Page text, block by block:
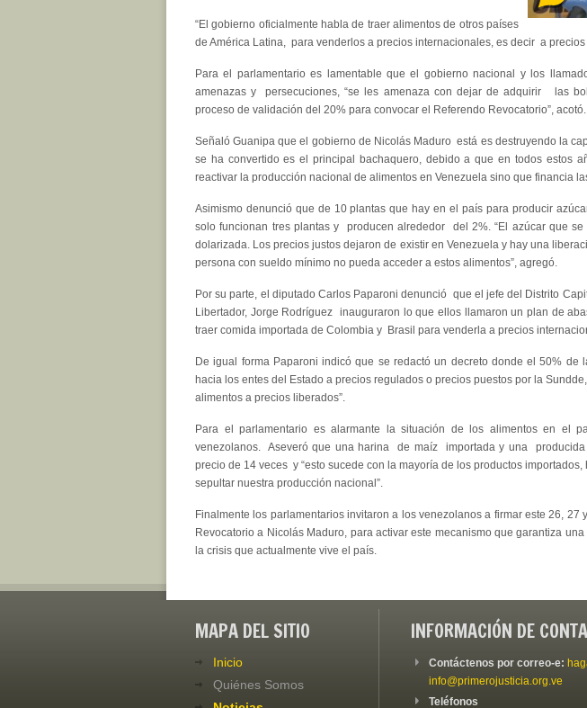
“El gobierno oficialmente habla de traer alimentos de otros países
de América Latina, para venderlos a precios internacionales, es decir a precios
Para el parlamentario es lamentable que el gobierno nacional y los
amenazas y persecuciones, “se les amenaza con dejar de adquirir las
proceso de validación del 20% para convocar el Referendo Revocatorio”, acotó.
Señaló Guanipa que el gobierno de Nicolás Maduro está es destruyendo la
se ha convertido es el principal bachaquero, debido a que en todos estos
reactivar la producción nacional de alimentos en Venezuela sino que financia
Asimismo denunció que de 10 plantas que hay en el país para producir
solo funcionan tres plantas y producen alrededor del 2%. “El azúcar que
dolarizada. Los precios justos dejaron de existir en Venezuela y hay una
persona con sueldo mínimo no pueda acceder a estos alimentos”, agregó.
Por su parte, el diputado Carlos Paparoni denunció que el jefe del Distrito
Libertador, Jorge Rodríguez inauguraron lo que ellos llamaron un plan de
traer comida importada de Colombia y Brasil para venderla a precios
De igual forma Paparoni indicó que se redactó un decreto donde el 50%
hacia los entes del Estado a precios regulados o precios puestos por la
alimentos a precios liberados”.
Para el parlamentario es alarmante la situación de los alimentos en el
venezolanos. Aseveró que una harina de maíz importada y una
precio de 14 veces y “esto sucede con la mayoría de los productos
sepultar nuestra producción nacional”.
Finalmente los parlamentarios invitaron a los venezolanos a firmar este 26,
Revocatorio a Nicolás Maduro, para activar este mecanismo que garantiza
la crisis que actualmente vive el país.
MAPA DEL SITIO
Inicio
Quiénes Somos
INFORMACIÓN DE
Contáctenos por correo-e:
info@primerojusticia.org.ve
Teléfonos